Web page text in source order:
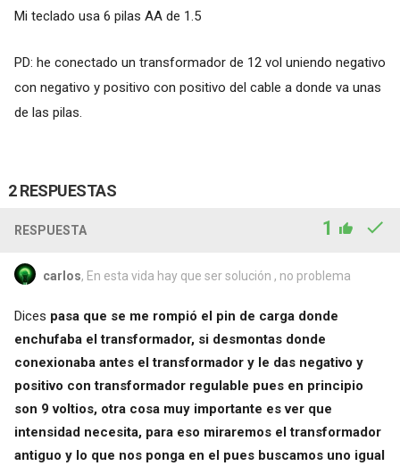
Mi teclado usa 6 pilas AA de 1.5
PD: he conectado un transformador de 12 vol uniendo negativo
con negativo y positivo con positivo del cable a donde va unas
de las pilas.
2 RESPUESTAS
RESPUESTA 1
carlos, En esta vida hay que ser solución , no problema
Dices pasa que se me rompió el pin de carga donde
enchufaba el transformador, si desmontas donde
conexionaba antes el transformador y le das negativo y
positivo con transformador regulable pues en principio
son 9 voltios, otra cosa muy importante es ver que
intensidad necesita, para eso miraremos el transformador
antiguo y lo que nos ponga en el pues buscamos uno igual